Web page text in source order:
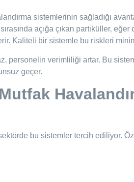
sistemlerinin sağladığı
açığa çıkan partiküller, eğer
Kaliteli bir sistemle bu riskleri
personelin verimliliği artar. Bu
geçer.
bu sistemler tercih ediliyor.